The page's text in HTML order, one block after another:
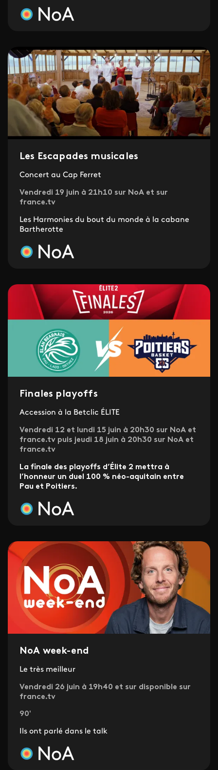
Les Escapades musicales
Concert au Cap Ferret
Vendredi 19 juin à 21h10 sur NoA et sur
france.tv
Les Harmonies du bout du monde à la cabane
Bartherotte
Finales playoffs
Accession à la Betclic ÉLITE
Vendredi 12 et lundi 15 juin à 20h30 sur NoA et
france.tv puis jeudi 18 juin à 20h30 sur NoA et
france.tv
La finale des playoffs d’Élite 2 mettra à
l’honneur un duel 100 % néo-aquitain entre
Pau et Poitiers.
NoA week-end
Le très meilleur
Vendredi 26 juin à 19h40 et sur disponible sur
france.tv
90'
Ils ont parlé dans le talk